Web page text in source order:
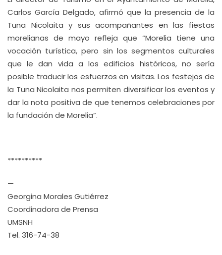
Carlos García Delgado, afirmó que la presencia de la
Tuna Nicolaita y sus acompañantes en las fiestas
morelianas de mayo refleja que “Morelia tiene una
vocación turística, pero sin los segmentos culturales
que le dan vida a los edificios históricos, no sería
posible traducir los esfuerzos en visitas. Los festejos de
la Tuna Nicolaita nos permiten diversificar los eventos y
dar la nota positiva de que tenemos celebraciones por
la fundación de Morelia”.
**********
—
Georgina Morales Gutiérrez
Coordinadora de Prensa
UMSNH
Tel. 316-74-38